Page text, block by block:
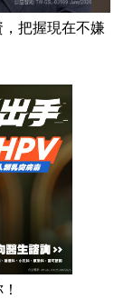
把握現在不嫌